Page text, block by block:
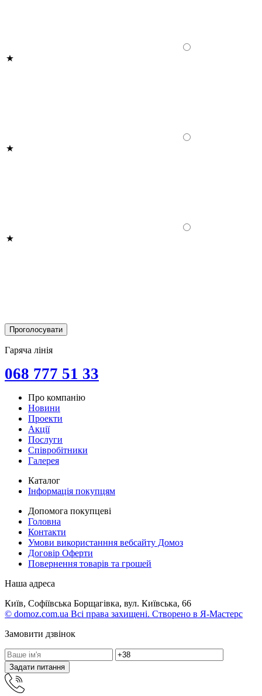
Гаряча лінія
068 777 51 33
Про компанію
Новини
Проекти
Акції
Послуги
Співробітники
Галерея
Каталог
Інформація покупцям
Допомога покупцеві
Головна
Контакти
Умови використанння вебсайту Домоз
Договір Оферти
Повернення товарів та грошей
Наша адреса
Київ, Софіївська Борщагівка, вул. Київська, 66
© domoz.com.ua Всі права захищені. Створено в Я-Мастерс
Замовити дзвінок
Задати питання